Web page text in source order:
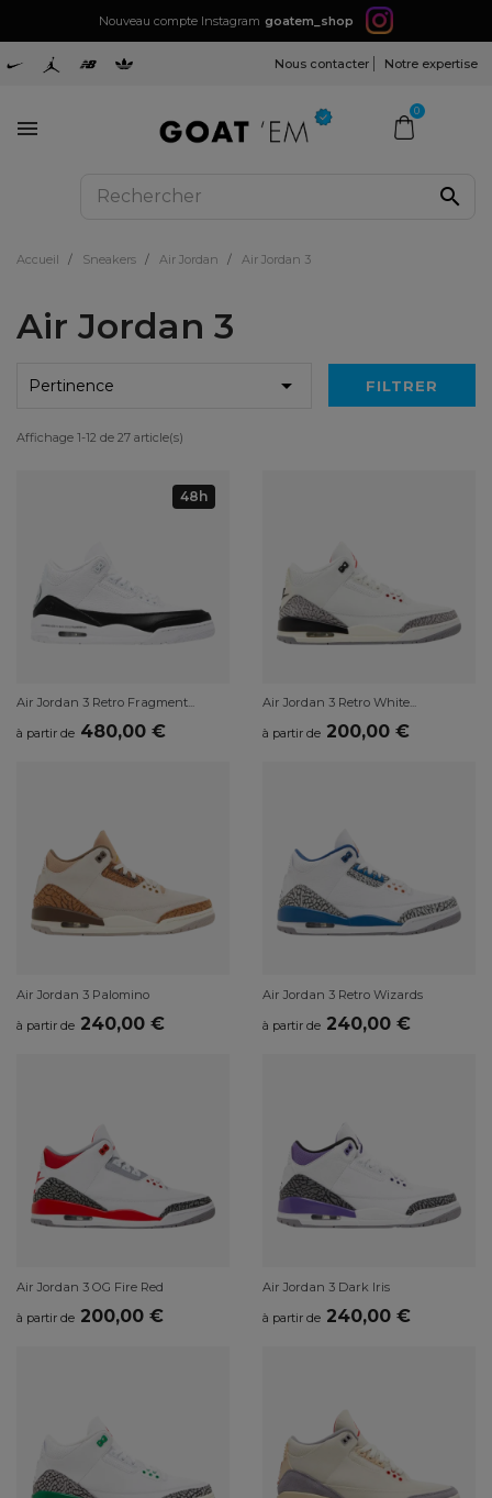
Nouveau compte Instagram goatem_shop
Nous contacter Notre expertise
0
search
Accueil Sneakers Air Jordan Air Jordan 3
Air Jordan 3
Pertinence  FILTRER
Affichage 1-12 de 27 article(s)
48h
Air Jordan 3 Retro Fragment...
à partir de 480,00 €
Air Jordan 3 Retro White...
à partir de 200,00 €
Air Jordan 3 Palomino
à partir de 240,00 €
Air Jordan 3 Retro Wizards
à partir de 240,00 €
Air Jordan 3 OG Fire Red
à partir de 200,00 €
Air Jordan 3 Dark Iris
à partir de 240,00 €